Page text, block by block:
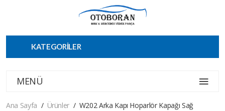
KATEGORİLER
MENÜ
Ana Sayfa Ürünler W202 Arka Kapı Hoparlör Kapağı Sağ